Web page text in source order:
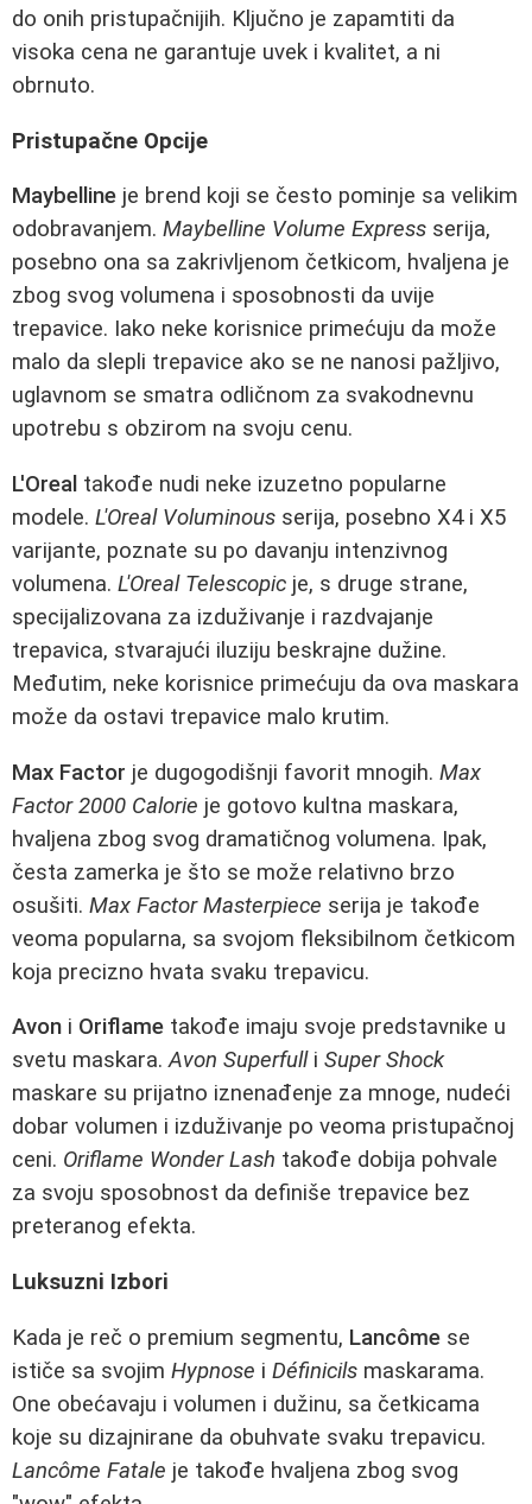
do onih pristupačnijih. Ključno je zapamtiti da
visoka cena ne garantuje uvek i kvalitet, a ni
obrnuto.
Pristupačne Opcije
Maybelline je brend koji se često pominje sa velikim
odobravanjem. Maybelline Volume Express serija,
posebno ona sa zakrivljenom četkicom, hvaljena je
zbog svog volumena i sposobnosti da uvije
trepavice. Iako neke korisnice primećuju da može
malo da slepli trepavice ako se ne nanosi pažljivo,
uglavnom se smatra odličnom za svakodnevnu
upotrebu s obzirom na svoju cenu.
L'Oreal takođe nudi neke izuzetno popularne
modele. L'Oreal Voluminous serija, posebno X4 i X5
varijante, poznate su po davanju intenzivnog
volumena. L'Oreal Telescopic je, s druge strane,
specijalizovana za izduživanje i razdvajanje
trepavica, stvarajući iluziju beskrajne dužine.
Međutim, neke korisnice primećuju da ova maskara
može da ostavi trepavice malo krutim.
Max Factor je dugogodišnji favorit mnogih. Max
Factor 2000 Calorie je gotovo kultna maskara,
hvaljena zbog svog dramatičnog volumena. Ipak,
česta zamerka je što se može relativno brzo
osušiti. Max Factor Masterpiece serija je takođe
veoma popularna, sa svojom fleksibilnom četkicom
koja precizno hvata svaku trepavicu.
Avon i Oriflame takođe imaju svoje predstavnike u
svetu maskara.Avon Superfulli Super Shock
maskare su prijatno iznenađenje za mnoge, nudeći
dobar volumen i izduživanje po veoma pristupačnoj
ceni. Oriflame Wonder Lash takođe dobija pohvale
za svoju sposobnost da definiše trepavice bez
preteranog efekta.
Luksuzni Izbori
Kada je reč o premium segmentu, Lancôme se
ističe sa svojim Hypnose i Définicils maskarama.
One obećavaju i volumen i dužinu, sa četkicama
koje su dizajnirane da obuhvate svaku trepavicu.
Lancôme Fatale je takođe hvaljena zbog svog